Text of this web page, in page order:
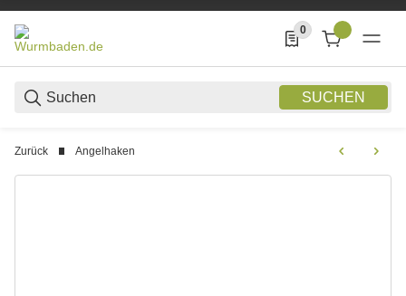
SUCHEN
0
0 Produkte in der
Zurück Angelhaken